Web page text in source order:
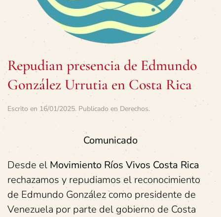
Repudian presencia de Edmundo
González Urrutia en Costa Rica
Escrito en 16/01/2025. Publicado en Derechos.
Comunicado
Desde el Movimiento Ríos Vivos Costa Rica
rechazamos y repudiamos el reconocimiento
de Edmundo González como presidente de
Venezuela por parte del gobierno de Costa